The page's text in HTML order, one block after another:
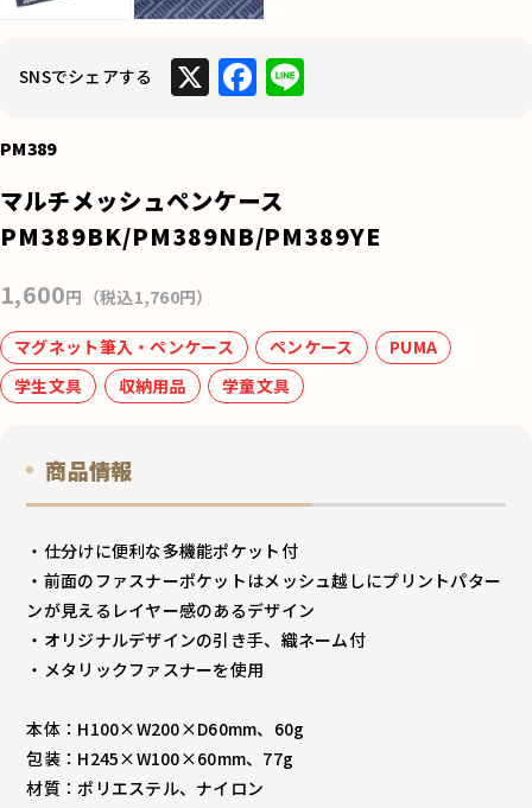
SNSでシェアする X F
e
b
o
k
Li
PM389
マルチメッシュペンケース
PM389BK/PM389NB/PM389YE
1,600円（税込1,760円）
マグネット筆入・ペンケース ペンケース
PUMA
学生文具
収納用品 学童文具
商品情報
・仕分けに便利な多機能ポケット付
・前面のファスナーポケットはメッシュ越しにプリントパター
ンが見えるレイヤー感のあるデザイン
・オリジナルデザインの引き手、織ネーム付
・メタリックファスナーを使用
本体：H100×W200×D60mm、60g
包装：H245×W100×60mm、77g
材質：ポリエステル、ナイロン